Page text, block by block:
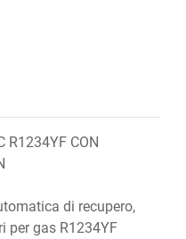
R1234YF CON
di recupero,
per gas R1234YF